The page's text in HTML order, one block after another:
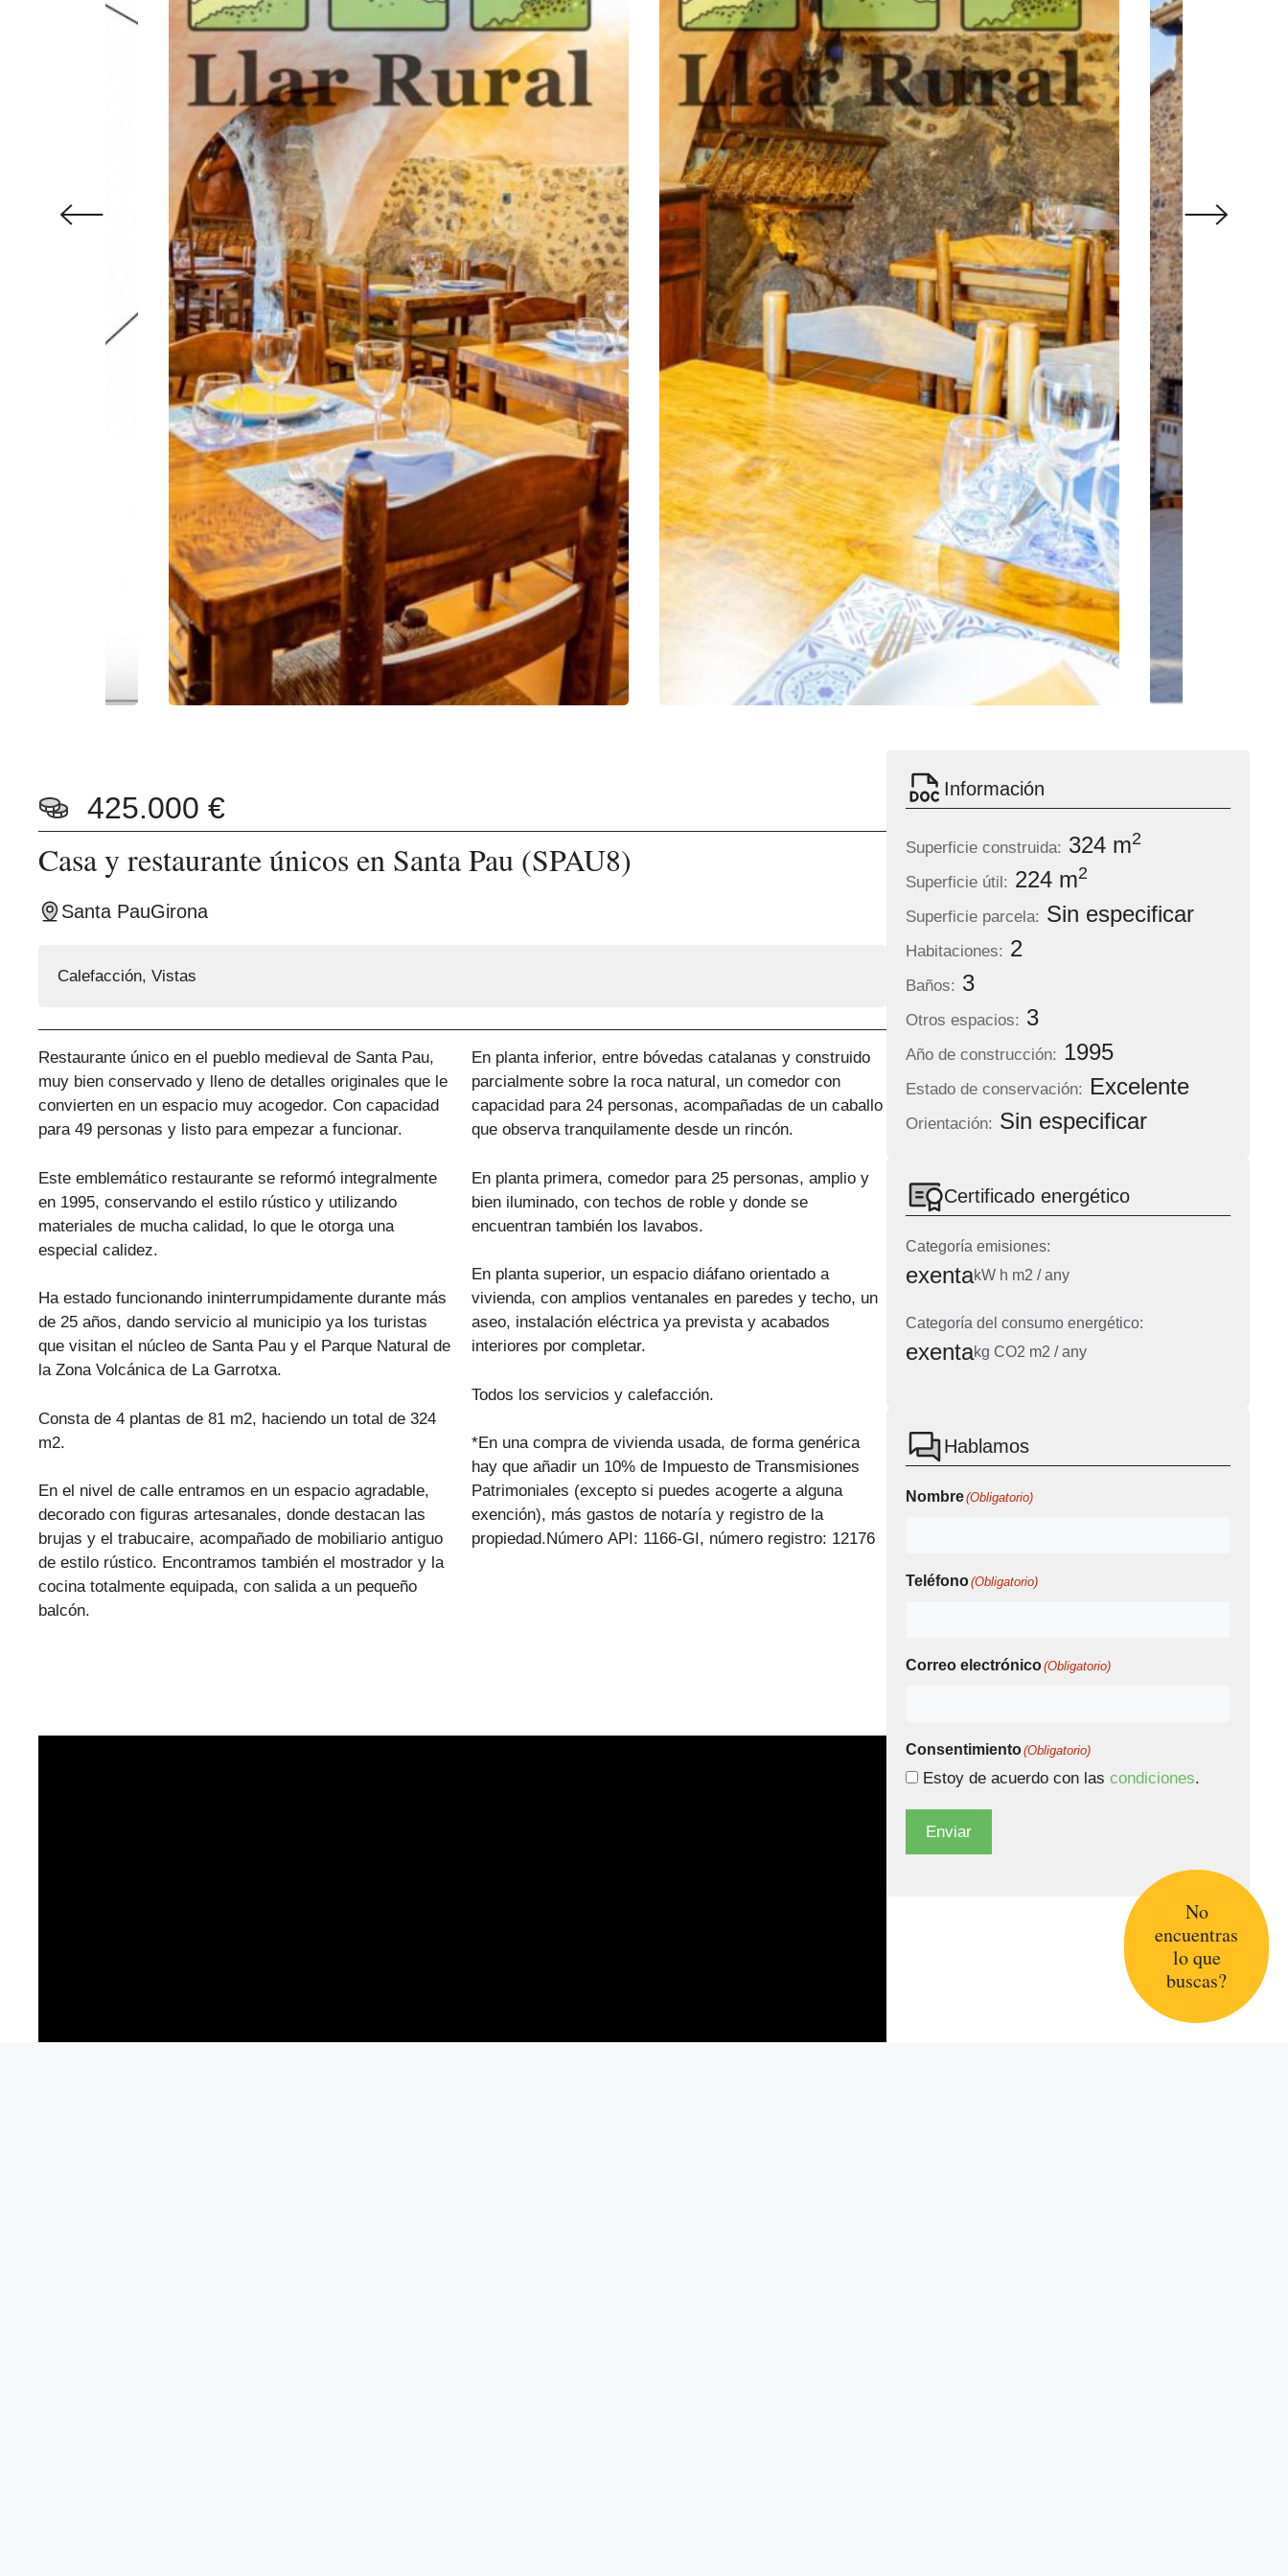
425.000 €
Casa y restaurante únicos en Santa Pau (SPAU8)
Santa PauGirona
Calefacción, Vistas
Restaurante único en el pueblo medieval de Santa Pau,
muy bien conservado y lleno de detalles originales que le
convierten en un espacio muy acogedor. Con capacidad
para 49 personas y listo para empezar a funcionar.
Este emblemático restaurante se reformó integralmente
en 1995, conservando el estilo rústico y utilizando
materiales de mucha calidad, lo que le otorga una
especial calidez.
Ha estado funcionando ininterrumpidamente durante más
de 25 años, dando servicio al municipio ya los turistas
que visitan el núcleo de Santa Pau y el Parque Natural de
la Zona Volcánica de La Garrotxa.
Consta de 4 plantas de 81 m2, haciendo un total de 324
m2.
En el nivel de calle entramos en un espacio agradable,
decorado con figuras artesanales, donde destacan las
brujas y el trabucaire, acompañado de mobiliario antiguo
de estilo rústico. Encontramos también el mostrador y la
cocina totalmente equipada, con salida a un pequeño
balcón.
En planta inferior, entre bóvedas catalanas y construido
parcialmente sobre la roca natural, un comedor con
capacidad para 24 personas, acompañadas de un caballo
que observa tranquilamente desde un rincón.
En planta primera, comedor para 25 personas, amplio y
bien iluminado, con techos de roble y donde se
encuentran también los lavabos.
En planta superior, un espacio diáfano orientado a
vivienda, con amplios ventanales en paredes y techo, un
aseo, instalación eléctrica ya prevista y acabados
interiores por completar.
Todos los servicios y calefacción.
*En una compra de vivienda usada, de forma genérica
hay que añadir un 10% de Impuesto de Transmisiones
Patrimoniales (excepto si puedes acogerte a alguna
exención), más gastos de notaría y registro de la
propiedad.Número API: 1166-GI, número registro: 12176
Información
Superficie construida: 324 m2
Superficie útil: 224 m2
Superficie parcela: Sin especificar
Habitaciones: 2
Baños: 3
Otros espacios: 3
Año de construcción: 1995
Estado de conservación: Excelente
Orientación: Sin especificar
Certificado energético
Categoría emisiones:
exentakW h m2 / any
Categoría del consumo energético:
exentakg CO2 m2 / any
Hablamos
Nombre(Obligatorio)
Teléfono(Obligatorio)
Correo electrónico(Obligatorio)
Consentimiento(Obligatorio)
Estoy de acuerdo con las condiciones.
Enviar
No
encuentras
lo que
buscas?